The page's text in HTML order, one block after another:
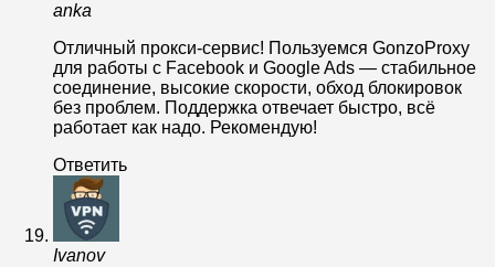
anka
Отличный прокси-сервис! Пользуемся GonzoProxy
для работы с Facebook и Google Ads — стабильное
соединение, высокие скорости, обход блокировок
без проблем. Поддержка отвечает быстро, всё
работает как надо. Рекомендую!
Ответить
Ivanov